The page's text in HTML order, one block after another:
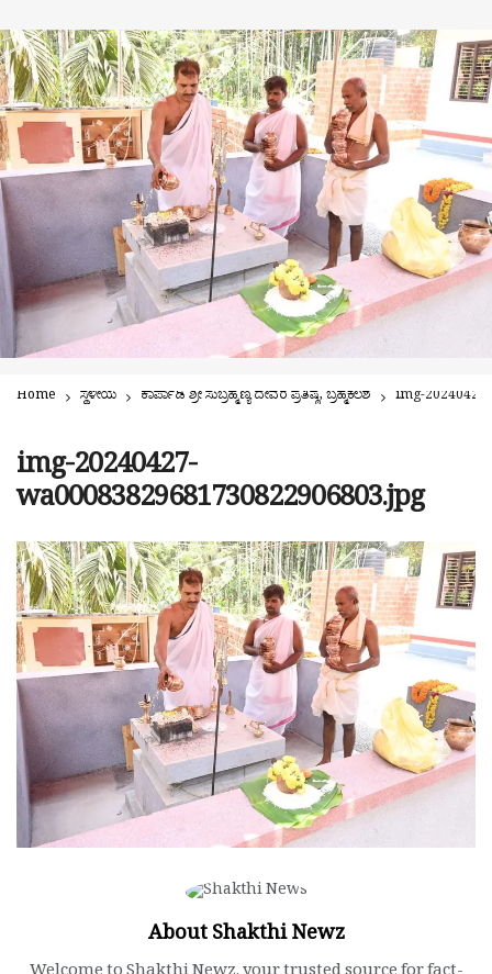
Home ಸ್ಥಳೀಯ ಕಾರ್ಪಾಡಿ ಶ್ರೀ ಸುಬ್ರಹ್ಮಣ್ಯ ದೇವರ ಪ್ರತಿಷ್ಠೆ, ಬ್ರಹ್ಮಕಲಶ img-
img-20240427-
wa00083829681730822906803.jpg
About Shakthi Newz